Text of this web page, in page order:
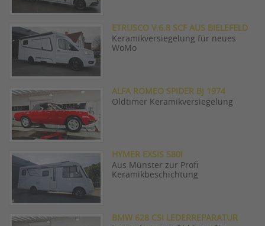
ETRUSCO V.6.8 SCF AUS BIELEFELD
Keramikversiegelung für neues
WoMo
ALFA ROMEO SPIDER BJ 1974
Oldtimer Keramikversiegelung
HYMER EXSIS 580I
Aus Münster zur Profi
Keramikbeschichtung
BMW 628 CSI LEDERREPARATUR